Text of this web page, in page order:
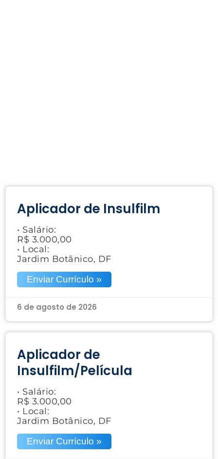
Aplicador de Insulfilm
• Salário:
R$ 3.000,00
• Local:
Jardim Botânico, DF
Enviar Currículo »
6 de agosto de 2026
Aplicador de
Insulfilm/Película
• Salário:
R$ 3.000,00
• Local:
Jardim Botânico, DF
Enviar Currículo »